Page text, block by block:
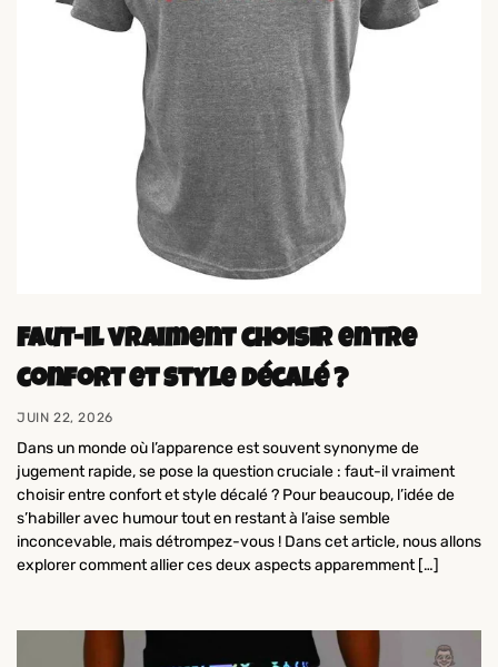
Faut-il vraiment choisir entre
confort et style décalé ?
JUIN 22, 2026
Dans un monde où l’apparence est souvent synonyme de
jugement rapide, se pose la question cruciale : faut-il vraiment
choisir entre confort et style décalé ? Pour beaucoup, l’idée de
s’habiller avec humour tout en restant à l’aise semble
inconcevable, mais détrompez-vous ! Dans cet article, nous allons
explorer comment allier ces deux aspects apparemment […]